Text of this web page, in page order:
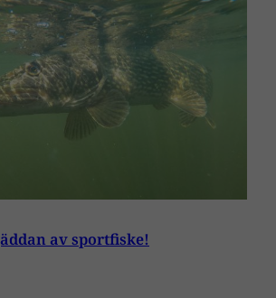
av sportfiske!